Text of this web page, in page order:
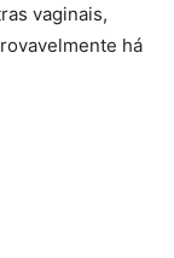
vaginais,
há